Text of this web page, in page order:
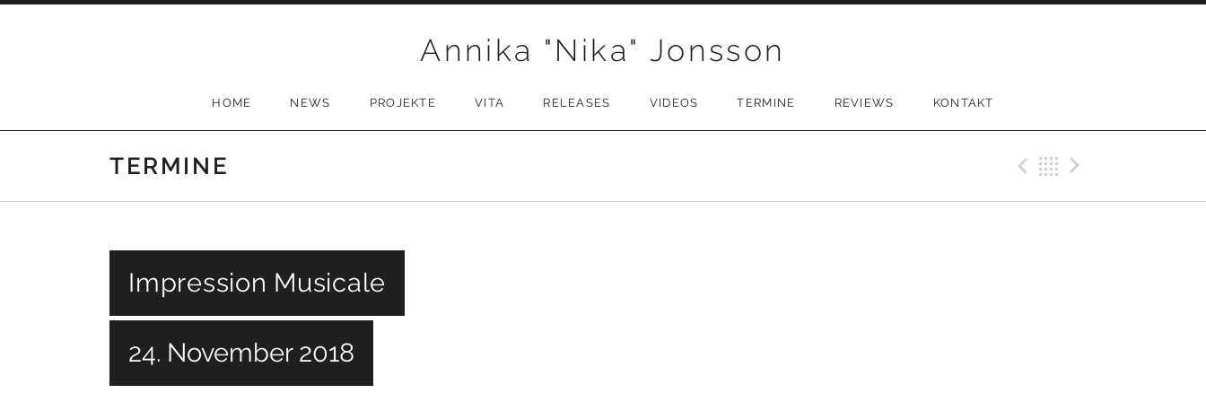
Annika "Nika" Jonsson
HOME NEWS PROJEKTE VITA RELEASES VIDEOS TERMINE REVIEWS KONTAKT
TERMINE Previous Gig
Back
Impression Musicale
24. November 2018